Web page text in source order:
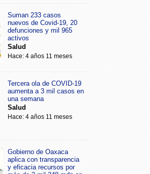
Suman 233 casos
nuevos de Covid-19, 20
defunciones y mil 965
activos
Salud
Hace: 4 años 11 meses
Tercera ola de COVID-19
aumenta a 3 mil casos en
una semana
Salud
Hace: 4 años 11 meses
Gobierno de Oaxaca
aplica con transparencia
y eficacia recursos por